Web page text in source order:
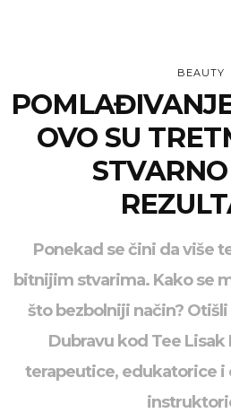
BEAUTY
OVO SU
Ponekad se čini da više
bitnijim stvarima. Kako se
što bezbolniji način?
Dubravu kod Tee
terapeutice, edukatorice i